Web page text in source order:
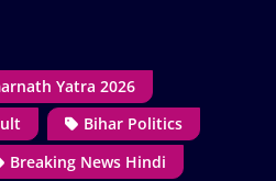
Yatra 2026
Bihar Politics
Breaking News Hindi